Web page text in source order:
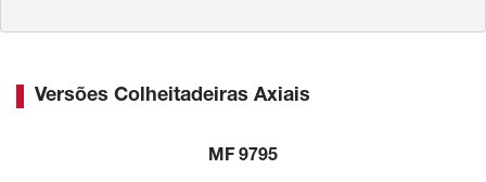
Versões Colheitadeiras Axiais
MF 9795